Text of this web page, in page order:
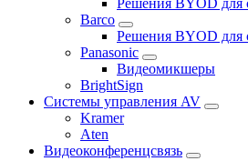
Barco
Решения BYOD для
Panasonic
Видеомикшеры
BrightSign
Системы управления AV
Kramer
Aten
Видеоконференцсвязь